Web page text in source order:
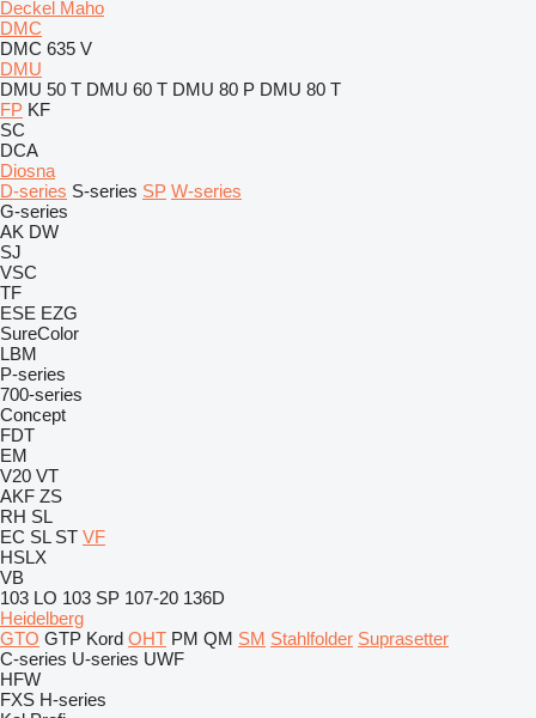
Deckel Maho
DMC
DMC 635 V
DMU
DMU 50 T DMU 60 T DMU 80 P DMU 80 T
FP KF
SC
DCA
Diosna
D-series S-series SP W-series
G-series
AK DW
SJ
VSC
TF
ESE EZG
SureColor
LBM
P-series
700-series
Concept
FDT
EM
V20 VT
AKF ZS
RH SL
EC SL ST VF
HSLX
VB
103 LO 103 SP 107-20 136D
Heidelberg
GTO GTP Kord OHT PM QM SM Stahlfolder Suprasetter
C-series U-series UWF
HFW
FXS H-series